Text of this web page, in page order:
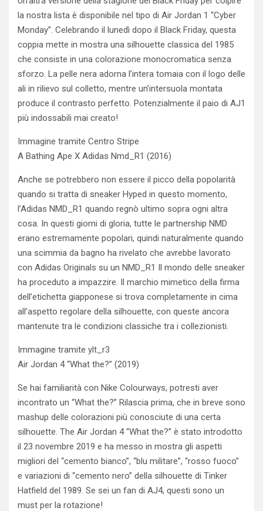
la nostra lista è disponibile nel tipo di Air Jordan 1 “Cyber ​​
Monday”. Celebrando il lunedì dopo il Black Friday, questa
coppia mette in mostra una silhouette classica del 1985
che consiste in una colorazione monocromatica senza
sforzo. La pelle nera adorna l’intera tomaia con il logo delle
ali in rilievo sul colletto, mentre un’intersuola montata
produce il contrasto perfetto. Potenzialmente il paio di AJ1
più indossabili mai creato!
Immagine tramite Centro Stripe
A Bathing Ape X Adidas Nmd_R1 (2016)
Anche se potrebbero non essere il picco della popolarità
quando si tratta di sneaker Hyped in questo momento,
l’Adidas NMD_R1 quando regnò ultimo sopra ogni altra
cosa. In questi giorni di gloria, tutte le partnership NMD
erano estremamente popolari, quindi naturalmente quando
una scimmia da bagno ha rivelato che avrebbe lavorato
con Adidas Originals su un NMD_R1 Il mondo delle sneaker
ha proceduto a impazzire. Il marchio mimetico della firma
dell’etichetta giapponese si trova completamente in cima
all’aspetto regolare della silhouette, con queste ancora
mantenute tra le condizioni classiche tra i collezionisti.
Immagine tramite ylt_r3
Air Jordan 4 “What the?” (2019)
Se hai familiarità con Nike Colourways, potresti aver
incontrato un “What the?” Rilascia prima, che in breve sono
mashup delle colorazioni più conosciute di una certa
silhouette. The Air Jordan 4 “What the?” è stato introdotto
il 23 novembre 2019 e ha messo in mostra gli aspetti
migliori del “cemento bianco”, “blu militare”, “rosso fuoco”
e variazioni di “cemento nero” della silhouette di Tinker
Hatfield del 1989. Se sei un fan di AJ4, questi sono un
must per la rotazione!